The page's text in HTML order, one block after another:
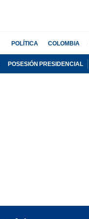
POLÍTICA COLOMBIA
POSESIÓN PRESIDENCIAL